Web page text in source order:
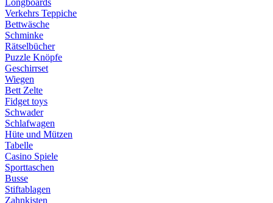
Longboards
Verkehrs Teppiche
Bettwäsche
Schminke
Rätselbücher
Puzzle Knöpfe
Geschirrset
Wiegen
Bett Zelte
Fidget toys
Schwader
Schlafwagen
Hüte und Mützen
Tabelle
Casino Spiele
Sporttaschen
Busse
Stiftablagen
Zahnkisten